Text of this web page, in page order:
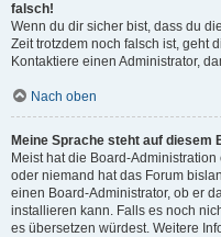
falsch!
Wenn du dir sicher bist, dass du
Zeit trotzdem noch falsch ist, geht
Kontaktiere einen Administrator,
Nach oben
Meine Sprache steht auf diesem
Meist hat die Board-
oder niemand hat das Forum
einen Board-Administrator, ob er
installieren kann. Falls es noch
es übersetzen würdest. Weitere